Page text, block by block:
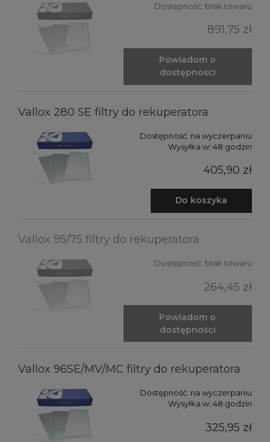
Dostępność: brak towaru
891,75 zł
Powiadom o
dostępności
Vallox 280 SE filtry do rekuperatora
Dostępność: na wyczerpaniu
Wysyłka w: 48 godzin
405,90 zł
Do koszyka
Vallox 95/75 filtry do rekuperatora
Dostępność: brak towaru
264,45 zł
Powiadom o
dostępności
Vallox 96SE/MV/MC filtry do rekuperatora
Dostępność: na wyczerpaniu
Wysyłka w: 48 godzin
325,95 zł